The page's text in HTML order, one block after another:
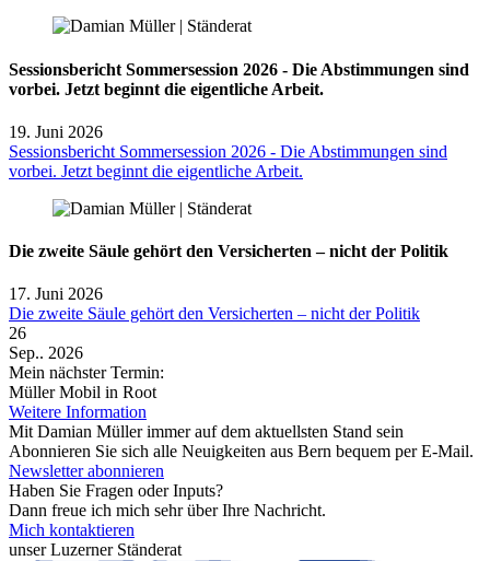
Sessionsbericht Sommersession 2026 - Die Abstimmungen sind
vorbei. Jetzt beginnt die eigentliche Arbeit.
19. Juni 2026
Sessionsbericht Sommersession 2026 - Die Abstimmungen sind
vorbei. Jetzt beginnt die eigentliche Arbeit.
Die zweite Säule gehört den Versicherten – nicht der Politik
17. Juni 2026
Die zweite Säule gehört den Versicherten – nicht der Politik
26
Sep.. 2026
Mein nächster Termin:
Müller Mobil in Root
Weitere Information
Mit Damian Müller immer auf dem aktuellsten Stand sein
Abonnieren Sie sich alle Neuigkeiten aus Bern bequem per E-Mail.
Newsletter abonnieren
Haben Sie Fragen oder Inputs?
Dann freue ich mich sehr über Ihre Nachricht.
Mich kontaktieren
unser Luzerner Ständerat